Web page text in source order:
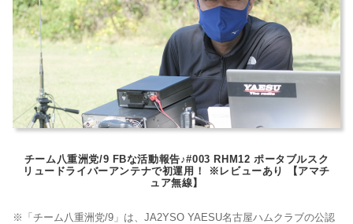
チーム八重洲党/9 FBな活動報告♪#003 RHM12 ポータブルスク
リュードライバーアンテナで初運用！ ※レビューあり 【アマチ
ュア無線】
※「チーム八重洲党/9」は、JA2YSO YAESU名古屋ハムクラブの公認